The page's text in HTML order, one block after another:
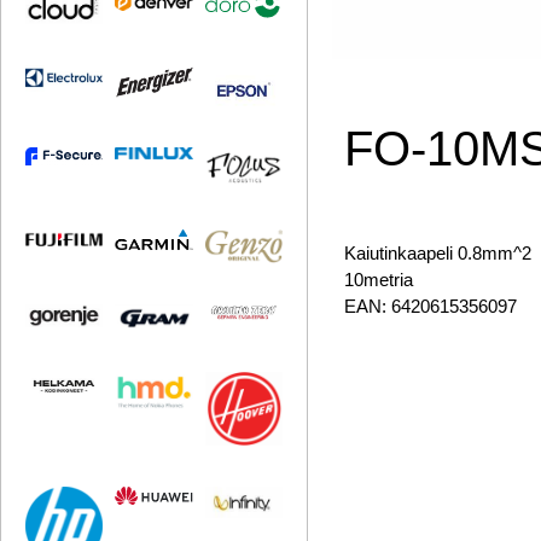
FO-
Kaiutinkaapeli 0.8mm^2
10metria
EAN: 6420615356097